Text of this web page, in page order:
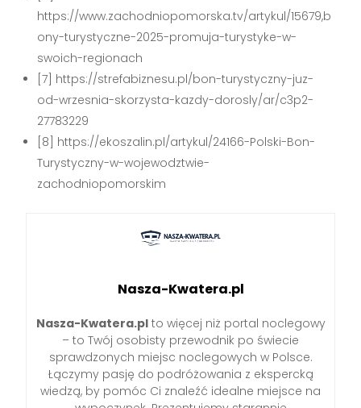
https://www.zachodniopomorska.tv/artykul/15679,b
ony-turystyczne-2025-promuja-turystyke-w-
swoich-regionach
[7] https://strefabiznesu.pl/bon-turystyczny-juz-
od-wrzesnia-skorzysta-kazdy-dorosly/ar/c3p2-
27783229
[8] https://ekoszalin.pl/artykul/24166-Polski-Bon-
Turystyczny-w-wojewodztwie-
zachodniopomorskim
Nasza-Kwatera.pl
Nasza-Kwatera.plto więcej niż portal noclegowy
– to Twój osobisty przewodnik po świecie
sprawdzonych miejsc noclegowych w Polsce.
Łączymy pasję do podróżowania z ekspercką
wiedzą, by pomóc Ci znaleźć idealne miejsce na